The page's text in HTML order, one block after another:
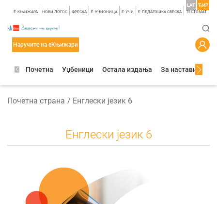
E-КЊИЖАРА НОВИ ЛОГОС ФРЕСКА E-УЧИОНИЦА E-УЧИ Е-ПЕДАГОШКА СВЕСКА TЕСТОМАТ
LAT ЋИР
Наручите на еКњижари
Почетна Уџбеници Остала издања За наставнике
Почетна страна Енглески језик 6
Енглески језик 6